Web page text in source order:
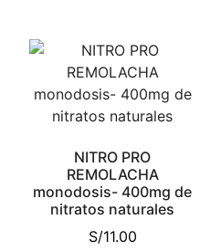
NITRO PRO
REMOLACHA
monodosis- 400mg de
nitratos naturales
S/11.00